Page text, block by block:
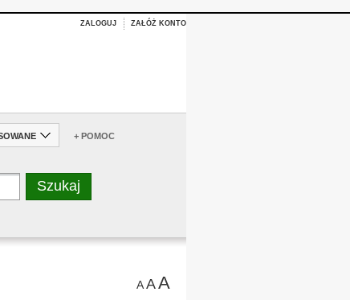
ZALOGUJ ZAŁÓŻ KONTO
+ POMOC
AAA